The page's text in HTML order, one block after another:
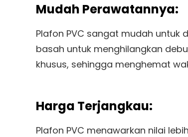
Mudah Perawatannya:
Plafon PVC sangat mudah untuk
basah untuk menghilangkan
khusus, sehingga menghemat
Harga Terjangkau:
Plafon PVC menawarkan nilai